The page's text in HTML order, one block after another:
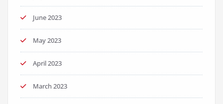
June 2023
May 2023
April 2023
March 2023